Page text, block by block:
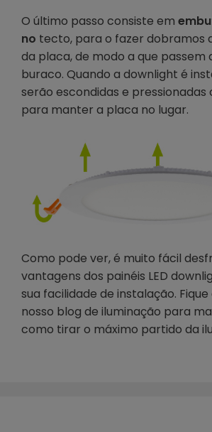
O último passo consiste em
no tecto, para o fazer dobramos
da placa, de modo a que passem
buraco. Quando a downlight é
serão escondidas e
para manter a placa no lugar.
Como pode ver, é muito fácil
vantagens dos painéis LED
sua facilidade de instalação.
nosso blog de iluminação para
como tirar o máximo partido da